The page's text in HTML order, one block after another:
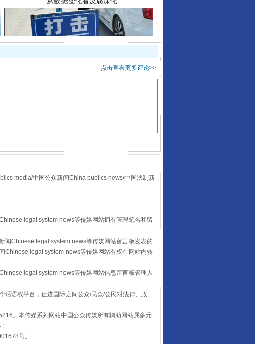
酒驾未被当场查获能处罚吗
点击查看更多评论>>
media/中国公众新闻China publics news/中国法制新
legal system news等传媒网站拥有管理笔名和留
闻Chinese legal system news等传媒网站留言板发表的
Chinese legal system news等传媒网站有权在网站内转
legal system news等传媒网站信息留言板管理人
话语权平台，促进国际之间公众/民众/公民对法律、政
。本传媒系列网站中国公众传媒所有辅助网站属多元
:
号。